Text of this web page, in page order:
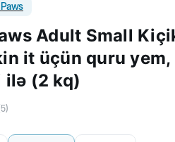
Adult Small
it üçün quru yem,
(2 kq)
5)